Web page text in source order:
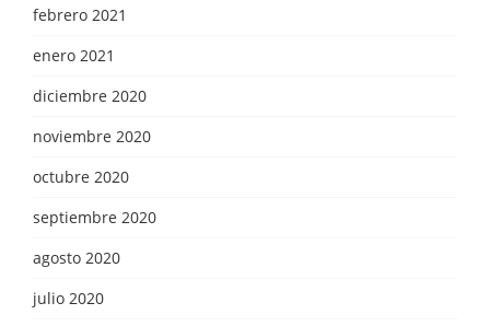
febrero 2021
enero 2021
diciembre 2020
noviembre 2020
octubre 2020
septiembre 2020
agosto 2020
julio 2020